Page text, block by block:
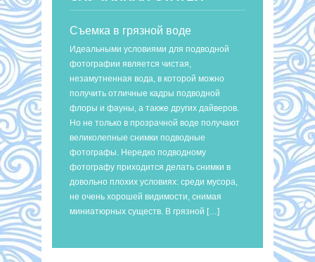
Съемка в грязной воде
Идеальными условиями для подводной
фотографии является чистая,
незамутненная вода, в которой можно
получить отличные кадры подводной
флоры и фауны, а также других дайверов.
Но не только в прозрачной воде получают
великолепные снимки подводные
фотографы. Нередко подводному
фотографу приходится делать снимки в
довольно плохих условиях: среди мусора,
не очень хорошей видимости, снимая
миниатюрных существ. В грязной […]